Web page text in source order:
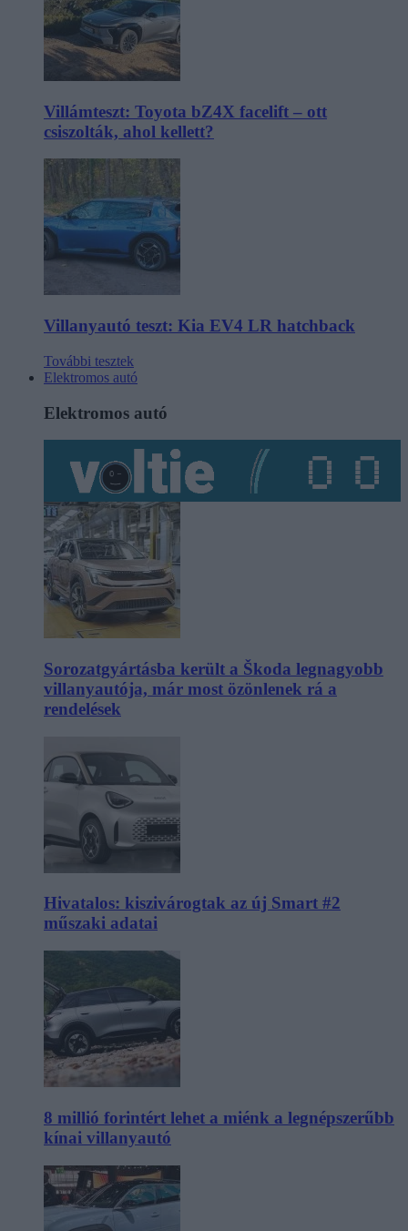
Villámteszt: Toyota bZ4X facelift – ott
csiszolták, ahol kellett?
Villanyautó teszt: Kia EV4 LR hatchback
További tesztek
Elektromos autó
Elektromos autó
Sorozatgyártásba került a Škoda legnagyobb
villanyautója, már most özönlenek rá a
rendelések
Hivatalos: kiszivárogtak az új Smart #2
műszaki adatai
8 millió forintért lehet a miénk a legnépszerűbb
kínai villanyautó